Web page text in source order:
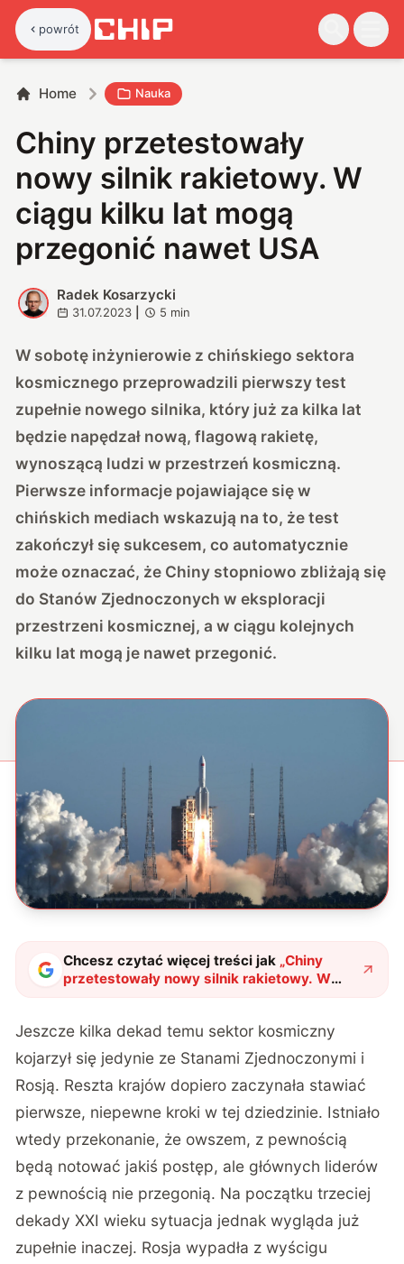
powrót
Home Nauka
Chiny przetestowały
nowy silnik rakietowy. W
ciągu kilku lat mogą
przegonić nawet USA
R
Radek Kosarzycki
31.07.2023 5 min
W sobotę inżynierowie z chińskiego sektora
kosmicznego przeprowadzili pierwszy test
zupełnie nowego silnika, który już za kilka lat
będzie napędzał nową, flagową rakietę,
wynoszącą ludzi w przestrzeń kosmiczną.
Pierwsze informacje pojawiające się w
chińskich mediach wskazują na to, że test
zakończył się sukcesem, co automatycznie
może oznaczać, że Chiny stopniowo zbliżają się
do Stanów Zjednoczonych w eksploracji
przestrzeni kosmicznej, a w ciągu kolejnych
kilku lat mogą je nawet przegonić.
Chcesz czytać więcej treści jak „Chiny
przetestowały nowy silnik rakietowy. W
ciągu kilku lat mogą przegonić nawet USA"?
Jeszcze kilka dekad temu sektor kosmiczny
kojarzył się jedynie ze Stanami Zjednoczonymi i
Rosją. Reszta krajów dopiero zaczynała stawiać
pierwsze, niepewne kroki w tej dziedzinie. Istniało
wtedy przekonanie, że owszem, z pewnością
będą notować jakiś postęp, ale głównych liderów
z pewnością nie przegonią. Na początku trzeciej
dekady XXI wieku sytuacja jednak wygląda już
zupełnie inaczej. Rosja wypadła z wyścigu